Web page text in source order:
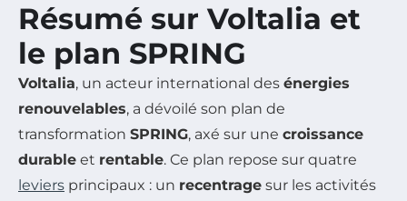
Résumé sur Voltalia et
le plan SPRING
Voltalia, un acteur international des énergies
renouvelables, a dévoilé son plan de
transformation SPRING, axé sur une croissance
durable et rentable. Ce plan repose sur quatre
leviers principaux : un recentrage sur les activités